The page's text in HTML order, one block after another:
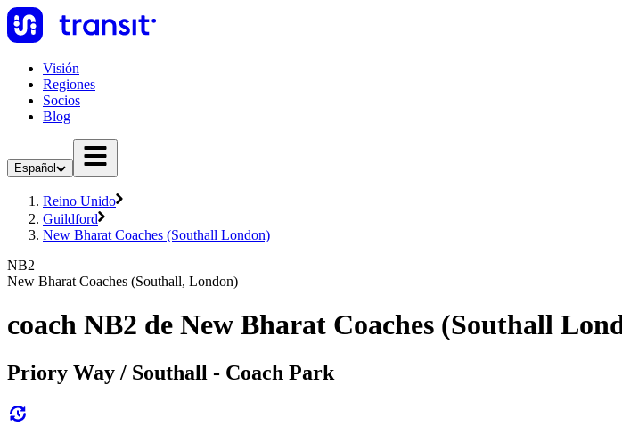
Visión
Regiones
Socios
Blog
Español
Reino Unido
Guildford
New Bharat Coaches (Southall London)
NB2
New Bharat Coaches (Southall, London)
coach NB2 de New Bharat Coaches (Southall
Priory Way / Southall - Coach Park